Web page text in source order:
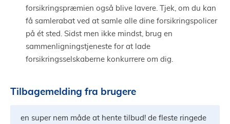
forsikringspræmien også blive lavere. Tjek, om du kan
få samlerabat ved at samle alle dine forsikringspolicer
på ét sted. Sidst men ikke mindst, brug en
sammenligningstjeneste for at lade
forsikringsselskaberne konkurrere om dig.
Tilbagemelding fra brugere
en super nem måde at hente tilbud! de fleste ringede